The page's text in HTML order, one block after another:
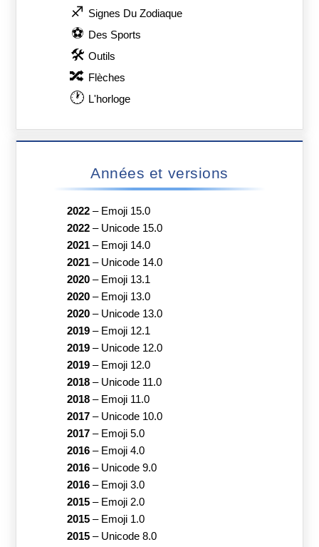
♐ Signes Du Zodiaque
⚽ Des Sports
🛠 Outils
🔀 Flèches
🕐 L'horloge
Années et versions
2022– Emoji 15.0
2022– Unicode 15.0
2021– Emoji 14.0
2021– Unicode 14.0
2020– Emoji 13.1
2020– Emoji 13.0
2020– Unicode 13.0
2019– Emoji 12.1
2019– Unicode 12.0
2019– Emoji 12.0
2018– Unicode 11.0
2018– Emoji 11.0
2017– Unicode 10.0
2017– Emoji 5.0
2016– Emoji 4.0
2016– Unicode 9.0
2016– Emoji 3.0
2015– Emoji 2.0
2015– Emoji 1.0
2015– Unicode 8.0